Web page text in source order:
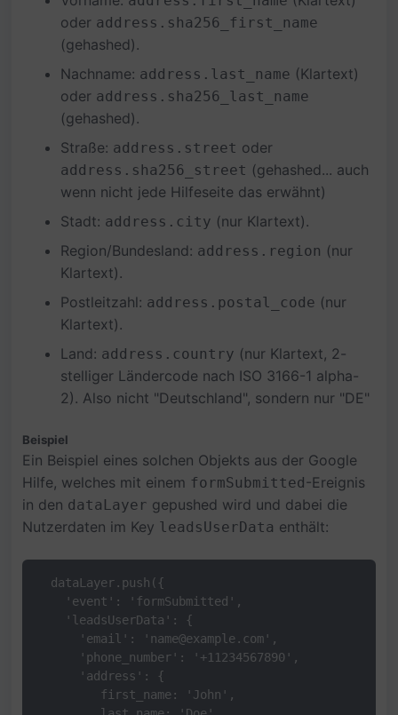
oder address.sha256_first_name
(gehashed).
Nachname: address.last_name (Klartext)
oder address.sha256_last_name
(gehashed).
Straße: address.street oder
address.sha256_street (gehashed... auch
wenn nicht jede Hilfeseite das erwähnt)
Stadt: address.city (nur Klartext).
Region/Bundesland: address.region (nur
Klartext).
Postleitzahl: address.postal_code (nur
Klartext).
Land: address.country (nur Klartext, 2-
stelliger Ländercode nach ISO 3166-1 alpha-
2). Also nicht "Deutschland", sondern nur "DE"
Beispiel
Ein Beispiel eines solchen Objekts aus der Google
Hilfe, welches mit einem formSubmitted-Ereignis
in den dataLayer gepushed wird und dabei die
Nutzerdaten im Key leadsUserData enthält: